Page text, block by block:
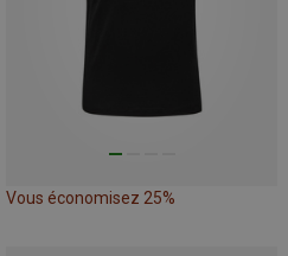
Vous économisez 25%